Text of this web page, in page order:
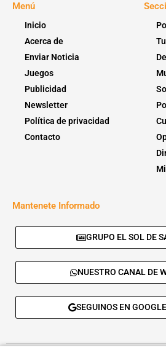
Menú
Inicio
Acerca de
Enviar Noticia
Juegos
Publicidad
Newsletter
Política de privacidad
Contacto
Mantenete Informado
GRUPO EL SOL DE
NUESTRO CANAL DE
SEGUINOS EN